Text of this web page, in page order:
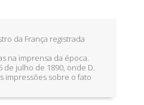
da França registrada
na imprensa da época.
de julho de 1890, onde D.
impressões sobre o fato